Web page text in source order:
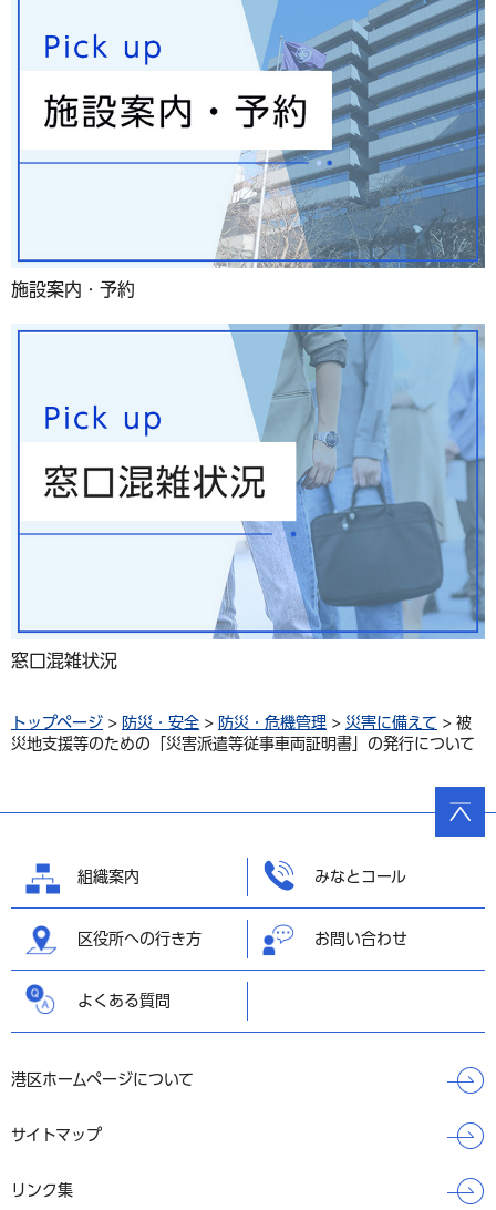
施設案内・予約
窓口混雑状況
トップページ > 防災・安全 > 防災・危機管理 > 災害に備えて > 被
災地支援等のための「災害派遣等従事車両証明書」の発行について
組織案内 みなとコール
区役所への行き方 お問い合わせ
よくある質問
港区ホームページについて
サイトマップ
リンク集
ページ
の先頭